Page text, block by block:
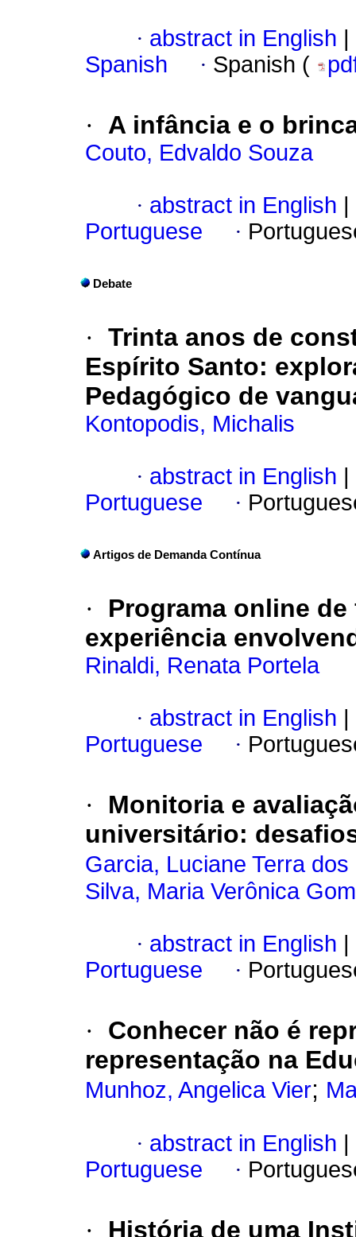
· abstract in English
Spanish
· Spanish (
· A infância e o
Couto, Edvaldo Souza
· abstract in English
Portuguese
·
Debate
· Trinta anos de
Espírito Santo:
Pedagógico de
Kontopodis, Michalis
· abstract in English
Portuguese
·
Artigos de Demanda Contínua
·
Programa online
experiência
Rinaldi, Renata Portela
· abstract in English
Portuguese
·
·
Monitoria e
universitário:
Garcia, Luciane Terra dos
Silva, Maria Verônica
· abstract in English
Portuguese
·
·
Conhecer não é
representação na
Munhoz, Angelica Vier;
· abstract in English
Portuguese
·
· História de uma